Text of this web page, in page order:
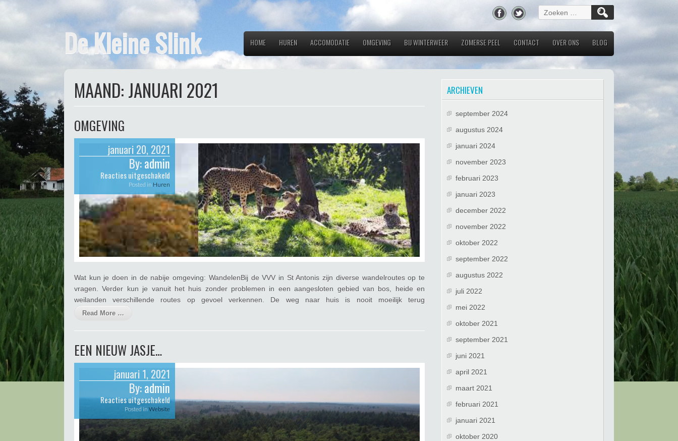
Zoeken
naar:
De Kleine Slink HOME HUREN ACCOMODATIE OMGEVING BIJ WINTERWEER ZOMERSE PEEL CONTACT OVER ONS BLOG
MAAND:JANUARI 2021
OMGEVING
januari 20, 2021
By:admin
Reacties uitgeschakeld
Omgeving
Posted in Huren
Wat kun je doen in de nabije omgeving: WandelenBij de VVV in St Antonis zijn diverse wandelroutes op te
vragen. Verder kun je vanuit het huis zonder problemen in een aangesloten gebied van bos, heide en
weilanden verschillende routes op gevoel verkennen. De weg naar huis is nooit moeilijk terug
Read More …
EEN NIEUW JASJE…
januari 1, 2021
By:admin
Reacties uitgeschakeldvoor
Een
nieuw
jasje…
Posted in Website
ARCHIEVEN
september 2024
augustus 2024
januari 2024
november 2023
februari 2023
januari 2023
december 2022
november 2022
oktober 2022
september 2022
augustus 2022
juli 2022
mei 2022
oktober 2021
september 2021
juni 2021
april 2021
maart 2021
februari 2021
januari 2021
oktober 2020